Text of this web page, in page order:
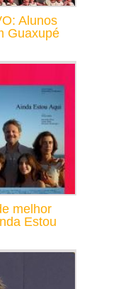
Alunos
Guaxupé
melhor
Estou